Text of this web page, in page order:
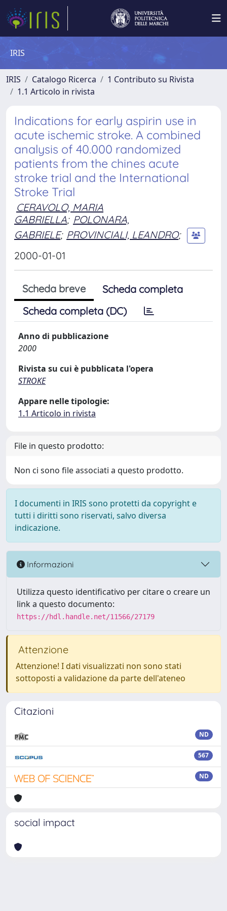
IRIS
IRIS Catalogo Ricerca
1 Contributo su Rivista
1.1 Articolo in rivista
Indications for early aspirin use in
acute ischemic stroke. A combined
analysis of 40.000 randomized
patients from the chines acute
stroke trial and the International
Stroke Trial
CERAVOLO, MARIA
GABRIELLA; POLONARA,
GABRIELE; PROVINCIALI, LEANDRO;
2000-01-01
Scheda breve
Scheda completa
Scheda completa (DC)
Anno di pubblicazione
2000
Rivista su cui è pubblicata l'opera
STROKE
Appare nelle tipologie:
1.1 Articolo in rivista
File in questo prodotto:
Non ci sono file associati a questo prodotto.
I documenti in IRIS sono protetti da copyright e
tutti i diritti sono riservati, salvo diversa
indicazione.
Informazioni
Utilizza questo identificativo per citare o creare un
link a questo documento:
https://hdl.handle.net/11566/27179
Attenzione
Attenzione! I dati visualizzati non sono stati
sottoposti a validazione da parte dell'ateneo
Citazioni
ND
567
ND
social impact